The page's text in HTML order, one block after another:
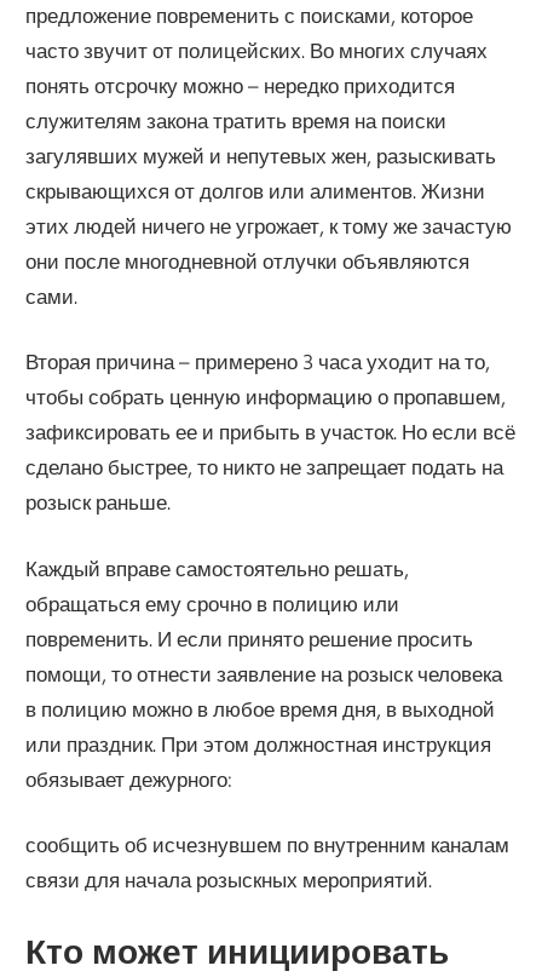
предложение повременить с поисками, которое
часто звучит от полицейских. Во многих случаях
понять отсрочку можно – нередко приходится
служителям закона тратить время на поиски
загулявших мужей и непутевых жен, разыскивать
скрывающихся от долгов или алиментов. Жизни
этих людей ничего не угрожает, к тому же зачастую
они после многодневной отлучки объявляются
сами.
Вторая причина – примерено 3 часа уходит на то,
чтобы собрать ценную информацию о пропавшем,
зафиксировать ее и прибыть в участок. Но если всё
сделано быстрее, то никто не запрещает подать на
розыск раньше.
Каждый вправе самостоятельно решать,
обращаться ему срочно в полицию или
повременить. И если принято решение просить
помощи, то отнести заявление на розыск человека
в полицию можно в любое время дня, в выходной
или праздник. При этом должностная инструкция
обязывает дежурного:
сообщить об исчезнувшем по внутренним каналам
связи для начала розыскных мероприятий.
Кто может инициировать